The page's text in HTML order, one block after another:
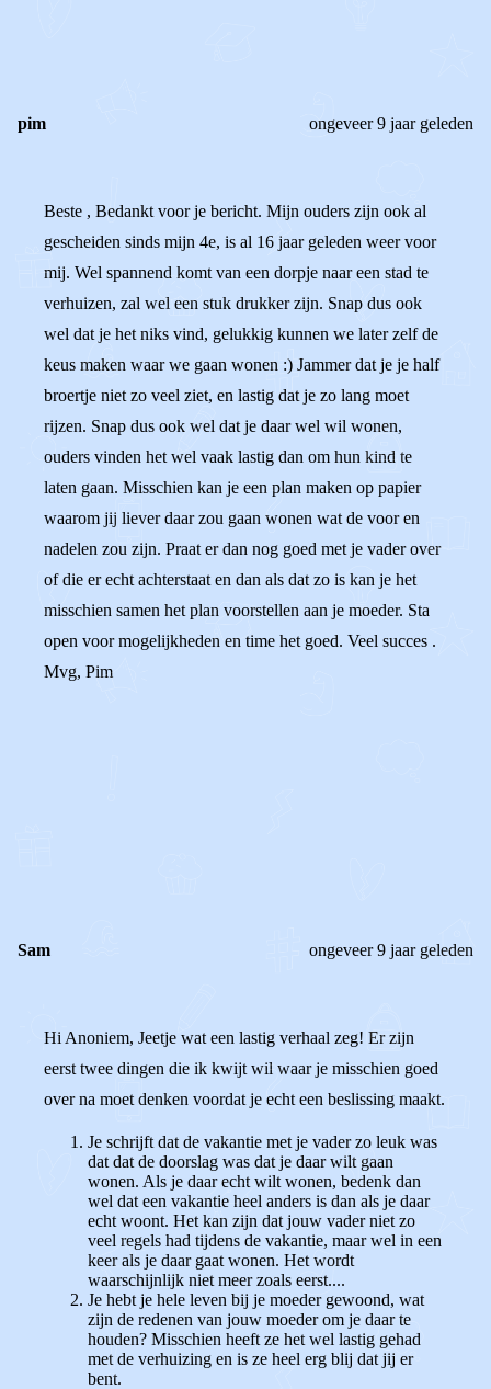
pim ongeveer 9 jaar geleden
Beste , Bedankt voor je bericht. Mijn ouders zijn ook al
gescheiden sinds mijn 4e, is al 16 jaar geleden weer voor
mij. Wel spannend komt van een dorpje naar een stad te
verhuizen, zal wel een stuk drukker zijn. Snap dus ook
wel dat je het niks vind, gelukkig kunnen we later zelf de
keus maken waar we gaan wonen :) Jammer dat je je half
broertje niet zo veel ziet, en lastig dat je zo lang moet
rijzen. Snap dus ook wel dat je daar wel wil wonen,
ouders vinden het wel vaak lastig dan om hun kind te
laten gaan. Misschien kan je een plan maken op papier
waarom jij liever daar zou gaan wonen wat de voor en
nadelen zou zijn. Praat er dan nog goed met je vader over
of die er echt achterstaat en dan als dat zo is kan je het
misschien samen het plan voorstellen aan je moeder. Sta
open voor mogelijkheden en time het goed. Veel succes .
Mvg, Pim
Sam ongeveer 9 jaar geleden
Hi Anoniem, Jeetje wat een lastig verhaal zeg! Er zijn
eerst twee dingen die ik kwijt wil waar je misschien goed
over na moet denken voordat je echt een beslissing maakt.
Je schrijft dat de vakantie met je vader zo leuk was
dat dat de doorslag was dat je daar wilt gaan
wonen. Als je daar echt wilt wonen, bedenk dan
wel dat een vakantie heel anders is dan als je daar
echt woont. Het kan zijn dat jouw vader niet zo
veel regels had tijdens de vakantie, maar wel in een
keer als je daar gaat wonen. Het wordt
waarschijnlijk niet meer zoals eerst....
Je hebt je hele leven bij je moeder gewoond, wat
zijn de redenen van jouw moeder om je daar te
houden? Misschien heeft ze het wel lastig gehad
met de verhuizing en is ze heel erg blij dat jij er
bent.